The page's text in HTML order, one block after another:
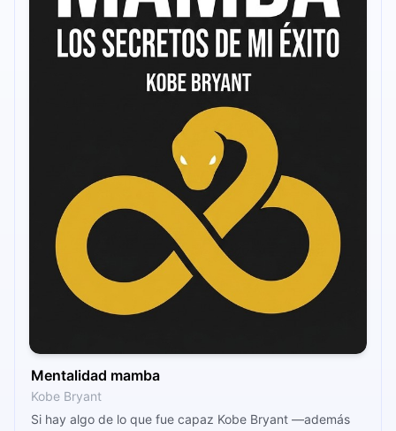
Mentalidad mamba
Kobe Bryant
Si hay algo de lo que fue capaz Kobe Bryant —además